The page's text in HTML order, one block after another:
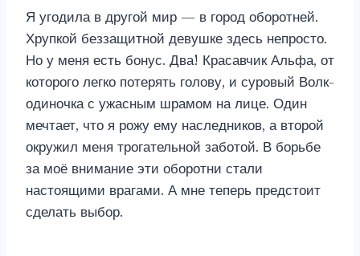
Я угодила в другой мир — в город оборотней.
Хрупкой беззащитной девушке здесь непросто.
Но у меня есть бонус. Два! Красавчик Альфа, от
которого легко потерять голову, и суровый Волк-
одиночка с ужасным шрамом на лице. Один
мечтает, что я рожу ему наследников, а второй
окружил меня трогательной заботой. В борьбе
за моё внимание эти оборотни стали
настоящими врагами. А мне теперь предстоит
сделать выбор.